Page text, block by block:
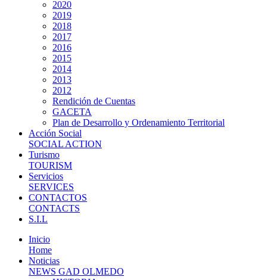
2020
2019
2018
2017
2016
2015
2014
2013
2012
Rendición de Cuentas
GACETA
Plan de Desarrollo y Ordenamiento Territorial
Acción Social
SOCIAL ACTION
Turismo
TOURISM
Servicios
SERVICES
CONTACTOS
CONTACTS
S.I.L
Inicio
Home
Noticias
NEWS GAD OLMEDO